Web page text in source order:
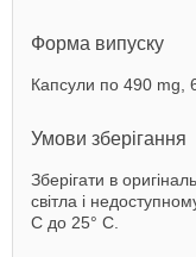
Форма випуску
Капсули по 490 mg,
Умови зберігання
Зберігати в
світла і
С до 25° С.